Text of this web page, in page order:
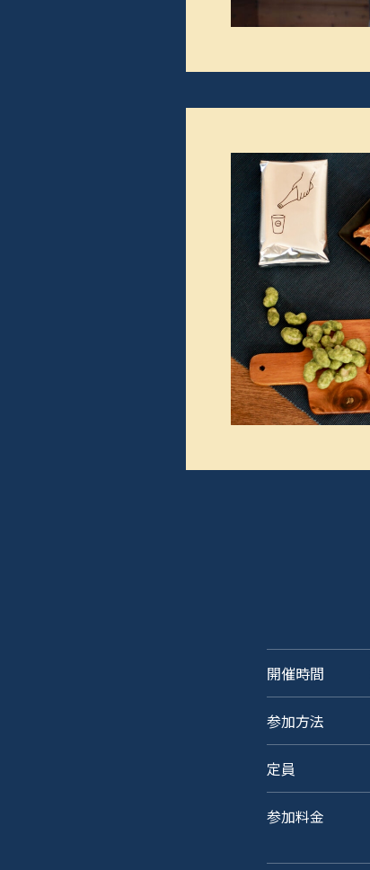
開催時間
参加方法
定員
参加料金